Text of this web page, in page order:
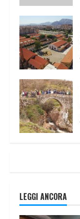
LEGGI ANCORA